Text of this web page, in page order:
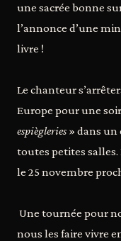
une sacrée bonne
l’annonce d’une
livre !
Le chanteur
Europe pour une
espiègleries » dans
toutes petites salles.
le 25 novembre
Une tournée pour
nous les faire vivre